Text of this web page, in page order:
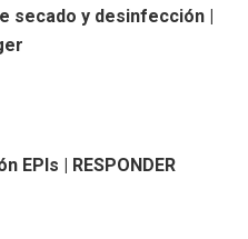
secado y desinfección |
EPIs | RESPONDER